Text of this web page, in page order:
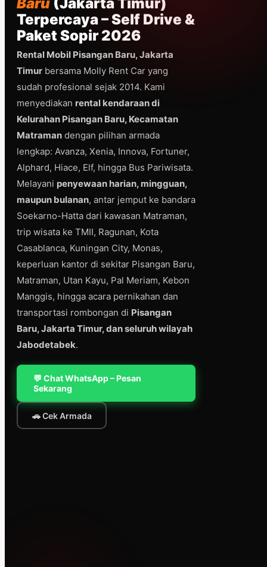
Terpercaya – Self Drive &
Paket Sopir 2026
Rental Mobil Pisangan Baru, Jakarta
Timur bersama Molly Rent Car yang
sudah profesional sejak 2014. Kami
menyediakan rental kendaraan di
Kelurahan Pisangan Baru, Kecamatan
Matraman dengan pilihan armada
lengkap: Avanza, Xenia, Innova, Fortuner,
Alphard, Hiace, Elf, hingga Bus Pariwisata.
Melayani penyewaan harian, mingguan,
maupun bulanan, antar jemput ke bandara
Soekarno-Hatta dari kawasan Matraman,
trip wisata ke TMII, Ragunan, Kota
Casablanca, Kuningan City, Monas,
keperluan kantor di sekitar Pisangan Baru,
Matraman, Utan Kayu, Pal Meriam, Kebon
Manggis, hingga acara pernikahan dan
transportasi rombongan di Pisangan
Baru, Jakarta Timur, dan seluruh wilayah
Jabodetabek.
💬 Chat WhatsApp – Pesan
Sekarang
🚗 Cek Armada